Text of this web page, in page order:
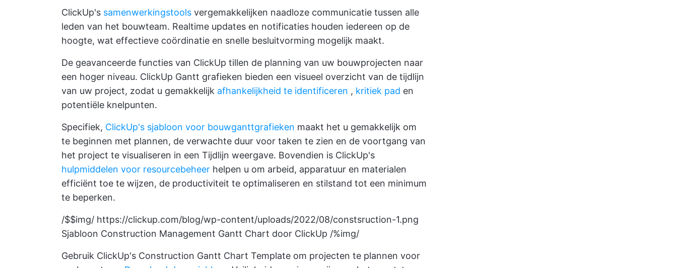
ClickUp's samenwerkingstools vergemakkelijken naadloze communicatie tussen alle
leden van het bouwteam. Realtime updates en notificaties houden iedereen op de
hoogte, wat effectieve coördinatie en snelle besluitvorming mogelijk maakt.
De geavanceerde functies van ClickUp tillen de planning van uw bouwprojecten naar
een hoger niveau. ClickUp Gantt grafieken bieden een visueel overzicht van de tijdlijn
van uw project, zodat u gemakkelijk afhankelijkheid te identificeren , kritiek pad en
potentiële knelpunten.
Specifiek, ClickUp's sjabloon voor bouwganttgrafieken maakt het u gemakkelijk om
te beginnen met plannen, de verwachte duur voor taken te zien en de voortgang van
het project te visualiseren in een Tijdlijn weergave. Bovendien is ClickUp's
hulpmiddelen voor resourcebeheer helpen u om arbeid, apparatuur en materialen
efficiënt toe te wijzen, de productiviteit te optimaliseren en stilstand tot een minimum
te beperken.
/$$img/ https://clickup.com/blog/wp-content/uploads/2022/08/constsruction-1.png
Sjabloon Construction Management Gantt Chart door ClickUp /%img/
Gebruik ClickUp's Construction Gantt Chart Template om projecten te plannen voor